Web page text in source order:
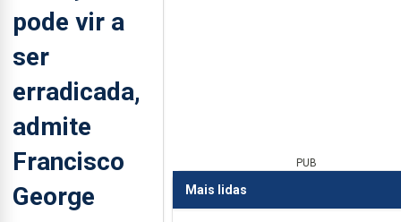
pode vir a
ser
erradicada,
admite
Francisco
George
PUB
Mais lidas